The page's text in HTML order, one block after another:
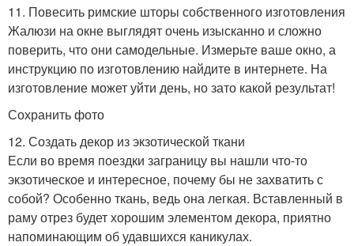
11. Повесить римские шторы собственного изготовления
Жалюзи на окне выглядят очень изысканно и сложно
поверить, что они самодельные. Измерьте ваше окно, а
инструкцию по изготовлению найдите в интернете. На
изготовление может уйти день, но зато какой результат!
Сохранить фото
12. Создать декор из экзотической ткани
Если во время поездки заграницу вы нашли что-то
экзотическое и интересное, почему бы не захватить с
собой? Особенно ткань, ведь она легкая. Вставленный в
раму отрез будет хорошим элементом декора, приятно
напоминающим об удавшихся каникулах.